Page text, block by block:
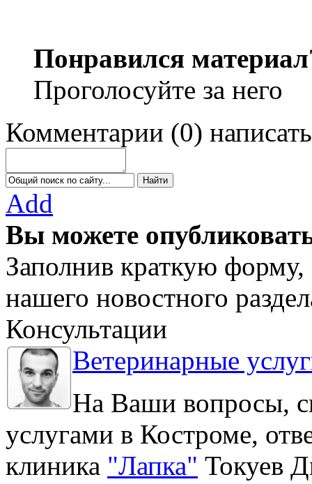
Понравился
Проголосуйте за него
Комментарии (0) написать
Add
Вы можете
Заполнив краткую
нашего новостного
Консультации
Ветеринарные
На Ваши вопросы,
услугами в Костроме,
клиника "Лапка" Токуев